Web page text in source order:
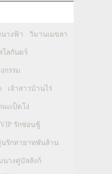
นางฟ้า วิมานเมขลา
โลกันตร์
กรรม
เจ้าสาวบ้านไร่
นะเป็ดโง่
VIP รักซ่อนชู้
นรักทายาทพันล้าน
นางคู่บัลลังก์